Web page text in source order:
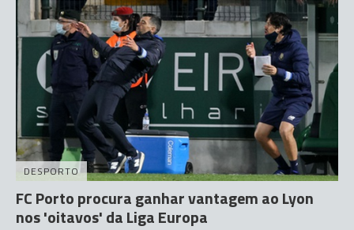
DESPORTO
FC Porto procura ganhar vantagem ao Lyon
nos 'oitavos' da Liga Europa